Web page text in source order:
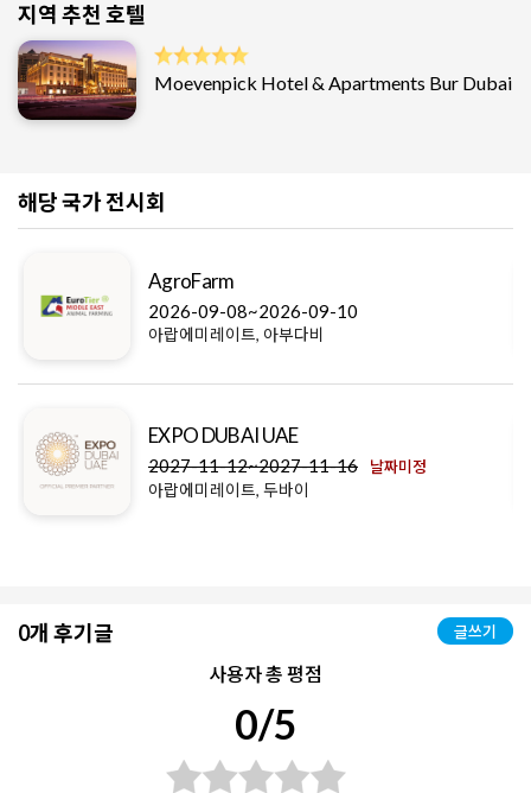
지역 추천 호텔
Moevenpick Hotel & Apartments Bur Dubai
해당 국가 전시회
AgroFarm
2026-09-08~2026-09-10
아랍에미레이트, 아부다비
EXPO DUBAI UAE
2027-11-12~2027-11-16 날짜미정
아랍에미레이트, 두바이
0개 후기글 글쓰기
사용자 총 평점
0/5